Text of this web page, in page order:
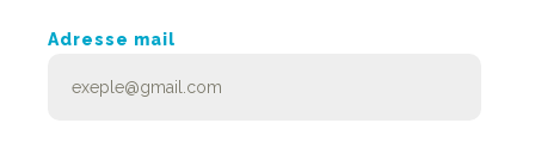
Adresse mail